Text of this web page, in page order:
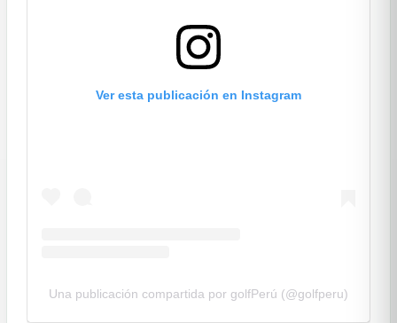
Ver esta publicación en Instagram
Una publicación compartida por golfPerú (@golfperu)